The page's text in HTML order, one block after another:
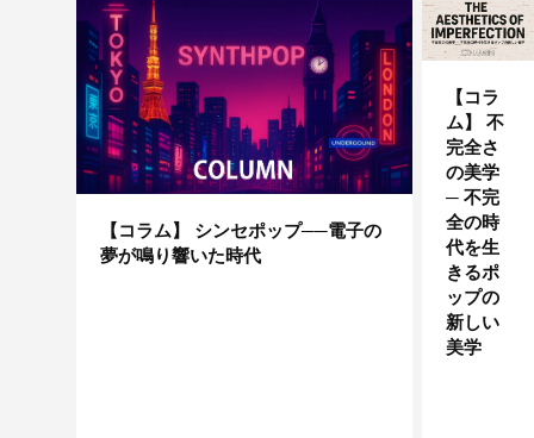
【コラム】 シンセポップ──電子の
夢が鳴り響いた時代
【コラ
ム】 不
完全さ
の美学
─ 不完
全の時
代を生
きるポ
ップの
新しい
美学